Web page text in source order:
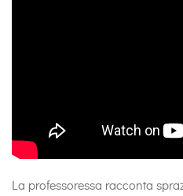
La professoressa racconta